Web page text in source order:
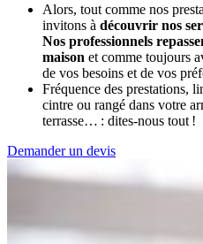
Alors, tout comme nos
invitons à découvrir nos
Nos professionnels
maison et comme toujours
de vos besoins et de vos
Fréquence des prestations,
cintre ou rangé dans votre
terrasse… : dites-nous tout !
Demander un devis